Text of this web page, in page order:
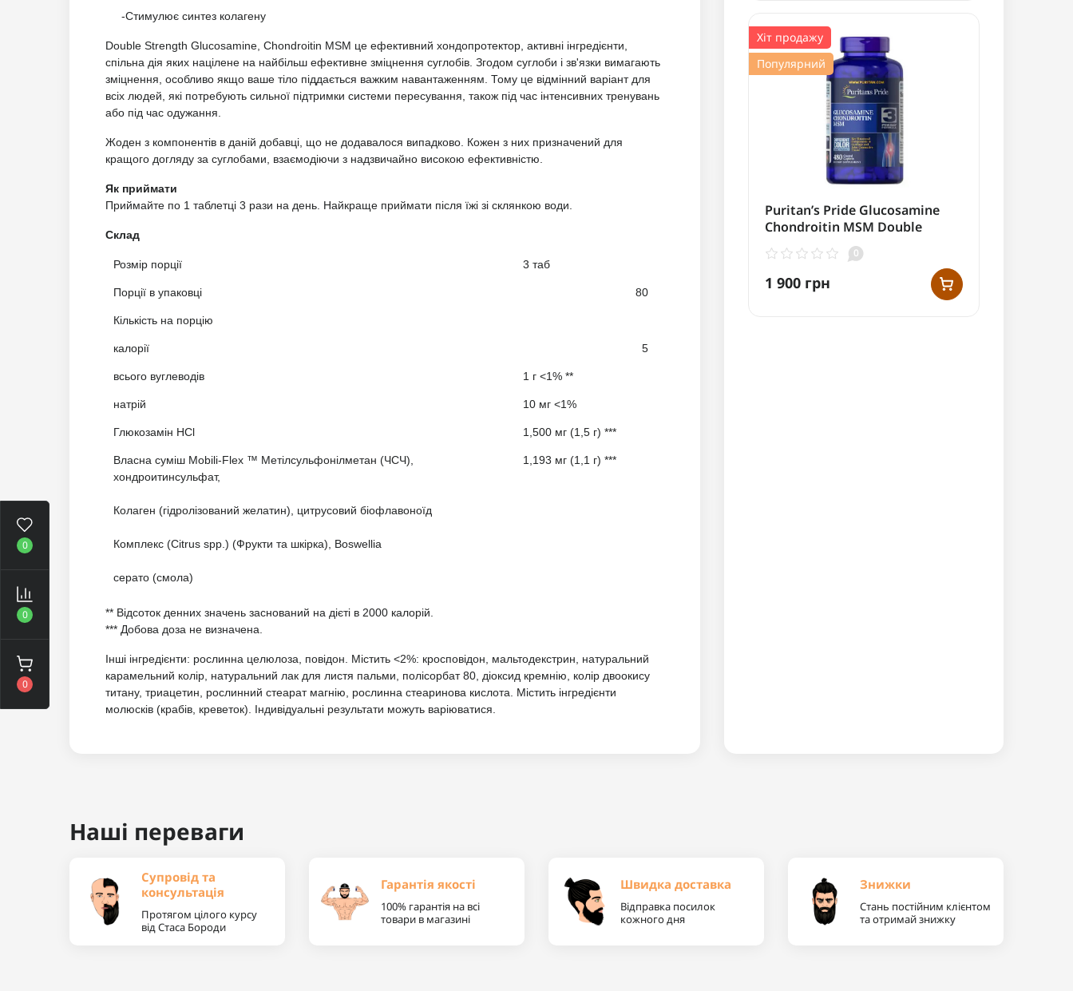
0
0
0
-Стимулює синтез колагену
Double Strength Glucosamine, Chondroitin MSM це ефективний хондопротектор, активні інгредієнти,
спільна дія яких націлене на найбільш ефективне зміцнення суглобів. Згодом суглоби і зв'язки вимагають
зміцнення, особливо якщо ваше тіло піддається важким навантаженням. Тому це відмінний варіант для
всіх людей, які потребують сильної підтримки системи пересування, також під час інтенсивних тренувань
або під час одужання.
Жоден з компонентів в даній добавці, що не додавалося випадково. Кожен з них призначений для
кращого догляду за суглобами, взаємодіючи з надзвичайно високою ефективністю.
Як приймати
Приймайте по 1 таблетці 3 рази на день. Найкраще приймати після їжі зі склянкою води.
Склад
Розмір порції 3 таб
Порції в упаковці 80
Кількість на порцію
калорії 5
всього вуглеводів 1 г <1% **
натрій 10 мг <1%
Глюкозамін HCl 1,500 мг (1,5 г) ***
Власна суміш Mobili-Flex ™ Метілсульфонілметан (ЧСЧ),
хондроитинсульфат,
Колаген (гідролізований желатин), цитрусовий біофлавоноїд
Комплекс (Citrus spp.) (Фрукти та шкірка), Boswellia
серато (смола)
1,193 мг (1,1 г) ***
** Відсоток денних значень заснований на дієті в 2000 калорій.
*** Добова доза не визначена.
Інші інгредієнти: рослинна целюлоза, повідон. Містить <2%: кросповідон, мальтодекстрин, натуральний
карамельний колір, натуральний лак для листя пальми, полісорбат 80, діоксид кремнію, колір двоокису
титану, триацетин, рослинний стеарат магнію, рослинна стеаринова кислота. Містить інгредієнти
молюсків (крабів, креветок). Індивідуальні результати можуть варіюватися.
Хіт продажу
Популярний
Puritan’s Pride Glucosamine
Chondroitin MSM Double
Strength 480 таб.
0
1 900 грн
Наші переваги
Супровід та
консультація
Протягом цілого курсу
від Стаса Бороди
Гарантія якості
100% гарантія на всі
товари в магазині
Швидка доставка
Відправка посилок
кожного дня
Знижки
Стань постійним клієнтом
та отримай знижку